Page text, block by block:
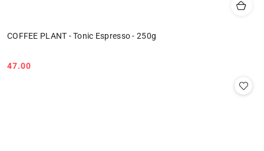
COFFEE PLANT - Tonic Espresso - 250g
Cena:
47.00